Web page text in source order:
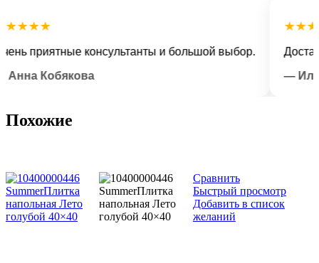
приятные консультанты и большой выбор.
Кобякова
★★★★★
Доставка
— Илья
Похожие
Сравнить
Быстрый просмотр
Добавить в список
желаний